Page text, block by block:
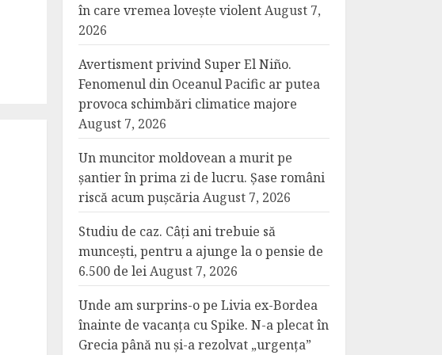
în care vremea lovește violentAugust 7,
2026
Avertisment privind Super El Niño.
Fenomenul din Oceanul Pacific ar putea
provoca schimbări climatice majore
August 7, 2026
Un muncitor moldovean a murit pe
șantier în prima zi de lucru. Șase români
riscă acum pușcăriaAugust 7, 2026
Studiu de caz. Câți ani trebuie să
muncești, pentru a ajunge la o pensie de
6.500 de leiAugust 7, 2026
Unde am surprins-o pe Livia ex-Bordea
înainte de vacanța cu Spike. N-a plecat în
Grecia până nu și-a rezolvat „urgența”